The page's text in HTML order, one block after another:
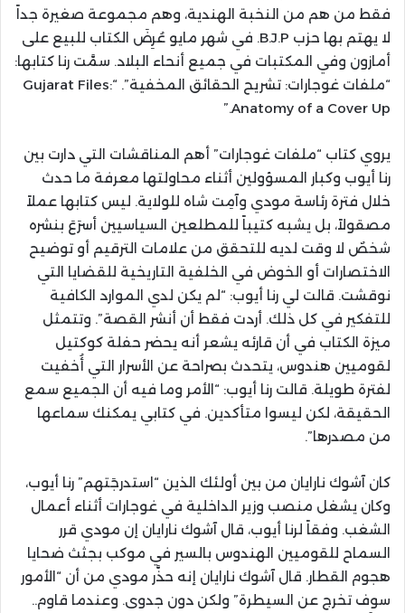
فقط من هم من النخبة الهندية، وهم مجموعة صغيرة جداً
لا يهتم بها حزب B.J.P. في شهر مايو عُرِضَ الكتاب للبيع على
أمازون وفي المكتبات في جميع أنحاء البلاد. سمَّت رنا كتابها:
“ملفات غوجارات: تشريح الحقائق المخفية”. “Gujarat Files:
Anatomy of a Cover Up.”
يروي كتاب “ملفات غوجارات” أهم المناقشات التي دارت بين
رنا أيوب وكبار المسؤولين أثناء محاولتها معرفة ما حدث
خلال فترة رئاسة مودي وآمِت شاه للولاية. ليس كتابها عملاً
مصقولاً، بل يشبه كتيباً للمطلعين السياسيين أسرَعَ بنشره
شخصٌ لا وقت لديه للتحقق من علامات الترقيم أو توضيح
الاختصارات أو الخوض في الخلفية التاريخية للقضايا التي
نوقشت. قالت لي رنا أيوب: “لم يكن لدي الموارد الكافية
للتفكير في كل ذلك. أردت فقط أن أنشر القصة”. وتتمثل
ميزة الكتاب في أن قارئه يشعر أنه يحضر حفلة كوكتيل
لقوميين هندوس، يتحدث بصراحة عن الأسرار التي أُخفيت
لفترة طويلة. قالت رنا أيوب: “الأمر وما فيه أن الجميع سمع
الحقيقة، لكن ليسوا متأكدين. في كتابي يمكنك سماعها
من مصدرها”.
كان آشوك نارايان من بين أولئك الذين “استدرجَتهم” رنا أيوب،
وكان يشغل منصب وزير الداخلية في غوجارات أثناء أعمال
الشغب. وفقاً لرنا أيوب، قال آشوك نارايان إن مودي قرر
السماح للقوميين الهندوس بالسير في موكب بجثث ضحايا
هجوم القطار. قال آشوك نارايان إنه حذَّر مودي من أن “الأمور
سوف تخرج عن السيطرة” ولكن دون جدوى. وعندما قاوم..